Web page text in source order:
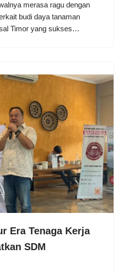
merasa ragu dengan
budi daya tanaman
Timor yang sukses…
Era Tenaga Kerja
SDM